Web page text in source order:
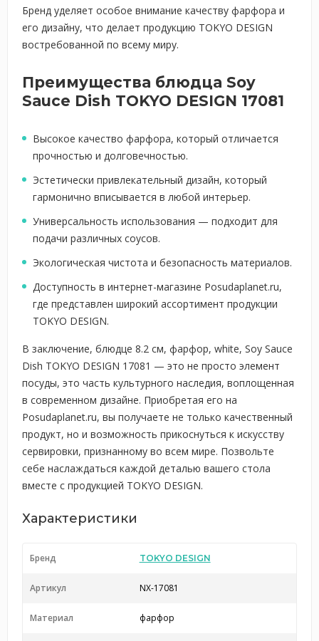
Бренд уделяет особое внимание качеству фарфора и
его дизайну, что делает продукцию TOKYO DESIGN
востребованной по всему миру.
Преимущества блюдца Soy
Sauce Dish TOKYO DESIGN 17081
Высокое качество фарфора, который отличается
прочностью и долговечностью.
Эстетически привлекательный дизайн, который
гармонично вписывается в любой интерьер.
Универсальность использования — подходит для
подачи различных соусов.
Экологическая чистота и безопасность материалов.
Доступность в интернет-магазине Posudaplanet.ru,
где представлен широкий ассортимент продукции
TOKYO DESIGN.
В заключение, блюдце 8.2 см, фарфор, white, Soy Sauce
Dish TOKYO DESIGN 17081 — это не просто элемент
посуды, это часть культурного наследия, воплощенная
в современном дизайне. Приобретая его на
Posudaplanet.ru, вы получаете не только качественный
продукт, но и возможность прикоснуться к искусству
сервировки, признанному во всем мире. Позвольте
себе наслаждаться каждой деталью вашего стола
вместе с продукцией TOKYO DESIGN.
Характеристики
Бренд TOKYO DESIGN
Артикул NX-17081
Материал фарфор